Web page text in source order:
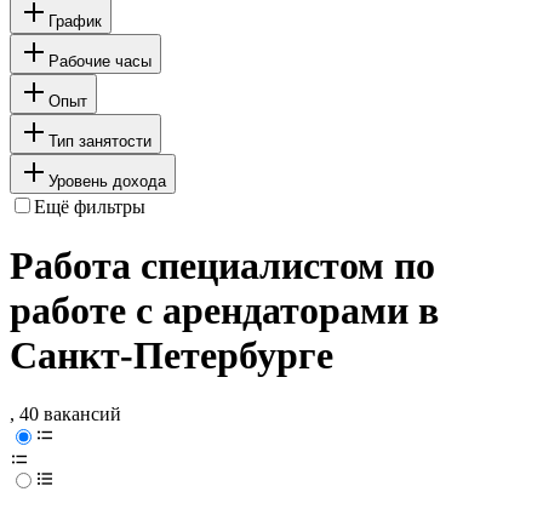
График
Рабочие часы
Опыт
Тип занятости
Уровень дохода
Ещё фильтры
Работа специалистом по
работе с арендаторами в
Санкт-Петербурге
, 40 вакансий